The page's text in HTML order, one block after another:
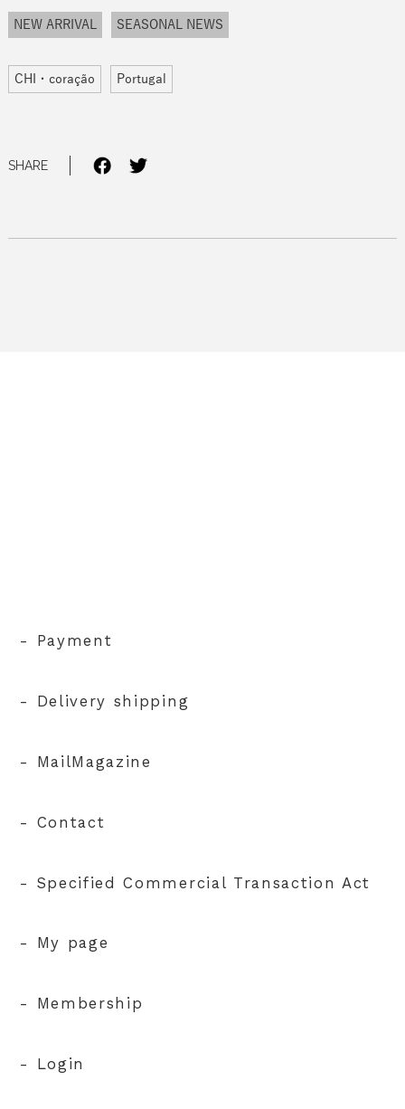
NEW ARRIVAL SEASONAL NEWS
CHI・coração Portugal
SHARE
- Payment
- Delivery shipping
- MailMagazine
- Contact
- Specified Commercial Transaction Act
- My page
- Membership
- Login